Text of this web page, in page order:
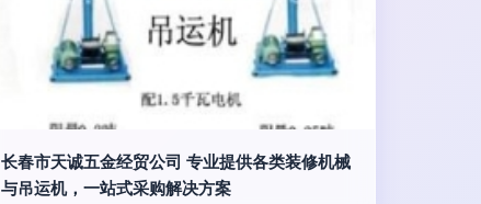
长春市天诚五金经贸公司 专业提供各类装修机械
与吊运机，一站式采购解决方案